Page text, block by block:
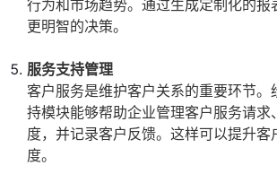
行为和市场趋势。通过生成定制化的报
更明智的决策。
服务支持管理
客户服务是维护客户关系的重要环节。
持模块能够帮助企业管理客户服务请求
度，并记录客户反馈。这样可以提升客
度。